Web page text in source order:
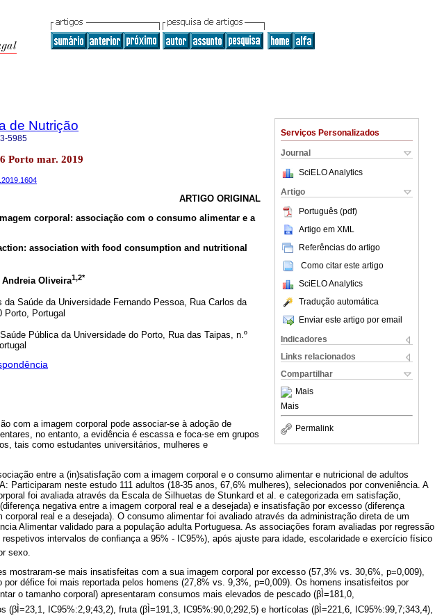
Serviços Personalizados
Journal
SciELO Analytics
Artigo
Português (pdf)
Artigo em XML
Referências do artigo
Como citar este artigo
SciELO Analytics
Tradução automática
Enviar este artigo por email
Indicadores
Links relacionados
Compartilhar
Mais
Mais
Permalink
de Nutrição
5985
Porto mar. 2019
ARTIGO ORIGINAL
corporal: associação com o consumo alimentar e a
association with food consumption and nutritional
Andreia Oliveira1,2*
da Saúde da Universidade Fernando Pessoa, Rua Carlos da
Porto, Portugal
Pública da Universidade do Porto, Rua das Taipas, n.º
com a imagem corporal pode associar-se à adoção de
no entanto, a evidência é escassa e foca-se em grupos
tais como estudantes universitários, mulheres e
entre a (in)satisfação com a imagem corporal e o consumo alimentar e nutricional de adultos
Participaram neste estudo 111 adultos (18-35 anos, 67,6% mulheres), selecionados por conveniência. A
foi avaliada através da Escala de Silhuetas de Stunkard et al. e categorizada em satisfação,
negativa entre a imagem corporal real e a desejada) e insatisfação por excesso (diferença
corporal real e a desejada). O consumo alimentar foi avaliado através da administração direta de um
Alimentar validado para a população adulta Portuguesa. As associações foram avaliadas por regressão
respetivos intervalos de confiança a 95% - IC95%), após ajuste para idade, escolaridade e exercício físico
sexo.
mostraram-se mais insatisfeitas com a sua imagem corporal por excesso (57,3% vs. 30,6%, p=0,009),
por défice foi mais reportada pelos homens (27,8% vs. 9,3%, p=0,009). Os homens insatisfeitos por
o tamanho corporal) apresentaram consumos mais elevados de pescado (βÌ=181,0,
(βÌ=23,1, IC95%:2,9;43,2), fruta (βÌ=191,3, IC95%:90,0;292,5) e hortícolas (βÌ=221,6, IC95%:99,7;343,4),